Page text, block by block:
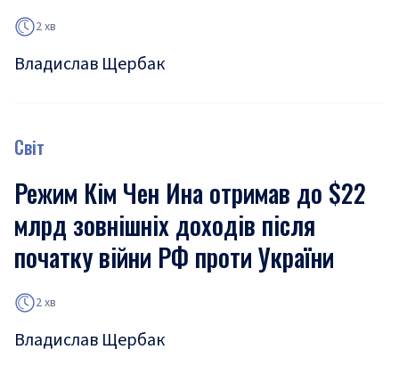
2 хв
Владислав Щербак
Світ
Режим Кім Чен Ина отримав до $22
млрд зовнішніх доходів після
початку війни РФ проти України
2 хв
Владислав Щербак